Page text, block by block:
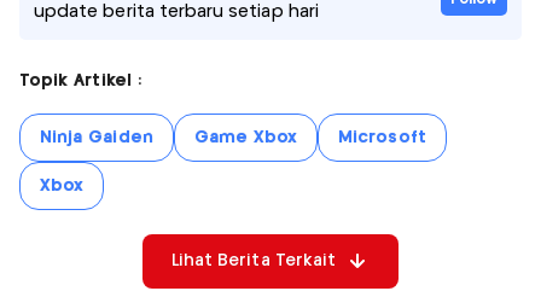
update berita terbaru setiap hari
Topik Artikel :
Ninja Gaiden Game Xbox Microsoft
Xbox
Lihat Berita Terkait